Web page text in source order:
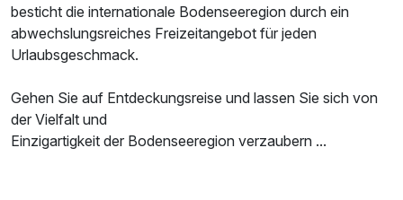
1 Erwachsenen und 1 Kind
besticht die internationale Bodenseeregion durch ein
abwechslungsreiches Freizeitangebot für jeden
Urlaubsgeschmack.
Gehen Sie auf Entdeckungsreise und lassen Sie sich von
der Vielfalt und
Einzigartigkeit der Bodenseeregion verzaubern ...